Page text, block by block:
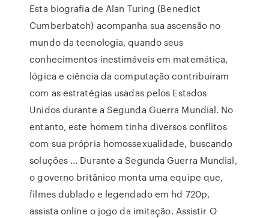
Esta biografia de Alan Turing (Benedict
Cumberbatch) acompanha sua ascensão no
mundo da tecnologia, quando seus
conhecimentos inestimáveis em matemática,
lógica e ciência da computação contribuíram
com as estratégias usadas pelos Estados
Unidos durante a Segunda Guerra Mundial. No
entanto, este homem tinha diversos conflitos
com sua própria homossexualidade, buscando
soluções … Durante a Segunda Guerra Mundial,
o governo britânico monta uma equipe que,
filmes dublado e legendado em hd 720p,
assista online o jogo da imitação. Assistir O